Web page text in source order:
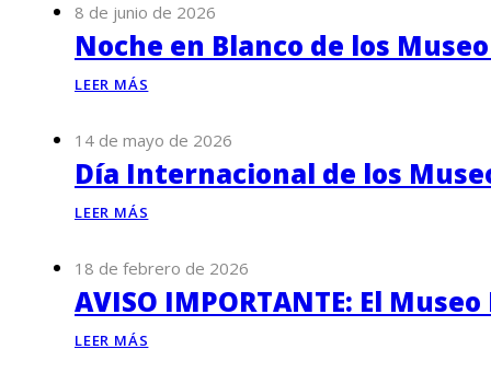
8 de junio de 2026
Noche en Blanco de los
LEER MÁS
14 de mayo de 2026
Día Internacional de los
LEER MÁS
18 de febrero de 2026
AVISO IMPORTANTE: El
LEER MÁS